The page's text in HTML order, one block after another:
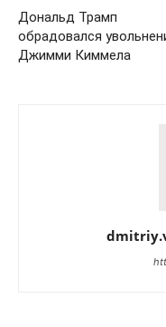
Дональд Трамп
обрадовался
Джимми Киммела